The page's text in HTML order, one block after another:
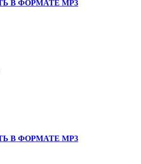
В ФОРМАТЕ MP3
В ФОРМАТЕ MP3